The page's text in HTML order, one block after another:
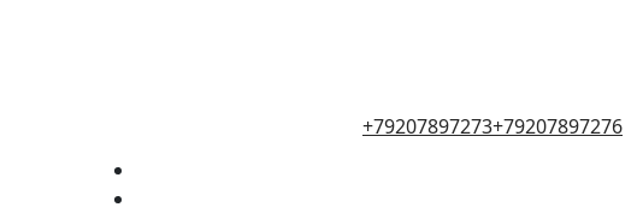
+79207897273+79207897276